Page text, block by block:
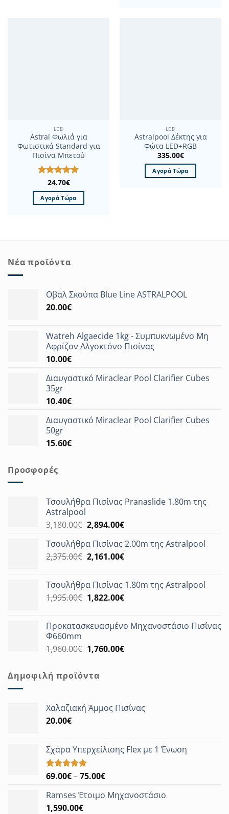
LED
Astral Φωλιά για
Φωτιστικά Standard για
Πισίνα Μπετού
Βαθμολογήθηκε
με5από 5
24.70€
Αγορά Τώρα
LED
Astralpool Δέκτης για
Φώτα LED+RGB
335.00€
Αγορά Τώρα
Νέα προϊόντα
Οβάλ Σκούπα Blue Line ASTRALPOOL
20.00€
Watreh Algaecide 1kg - Συμπυκνωμένο Μη
Αφρίζον Αλγοκτόνο Πισίνας
10.00€
Διαυγαστικό Miraclear Pool Clarifier Cubes
35gr
10.40€
Διαυγαστικό Miraclear Pool Clarifier Cubes
50gr
15.60€
Προσφορές
Τσουλήθρα Πισίνας Pranaslide 1.80m της
Astralpool
3,180.00€ Original
was:
3,180.00€.
2,894.00€Η
τιμή
είναι:
Τσουλήθρα Πισίνας 2.00m της Astralpool
2,375.00€ Original
2,375.00€.
2,161.00€Η
είναι:
2,161.00€.
Τσουλήθρα Πισίνας 1.80m της Astralpool
1,995.00€ Original
1,995.00€.
1,822.00€Η
είναι:
Προκατασκευασμένο Μηχανοστάσιο Πισίνας
Φ660mm
1,960.00€ Original
1,960.00€.
1,760.00€Η
Δημοφιλή προϊόντα
Χαλαζιακή Άμμος Πισίνας
20.00€
Σχάρα Υπερχείλισης Flex με 1 Ένωση
Βαθμολογήθηκε
από 5
69.00€–75.00€Price
69.00€
Ramses Έτοιμο Μηχανοστάσιο
1,590.00€